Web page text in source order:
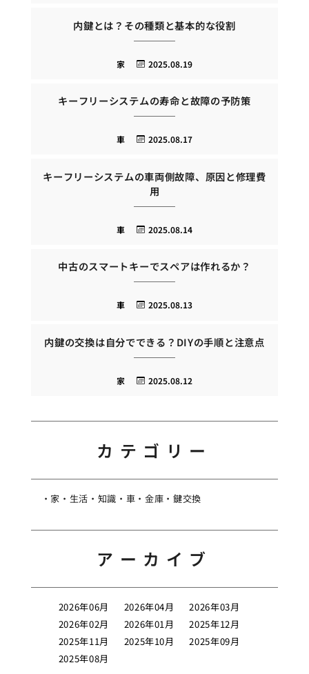
内鍵とは？その種類と基本的な役割
2025.08.19
家
キーフリーシステムの寿命と故障の予防策
2025.08.17
車
キーフリーシステムの車両側故障、原因と修理費
用
2025.08.14
車
中古のスマートキーでスペアは作れるか？
2025.08.13
車
内鍵の交換は自分でできる？DIYの手順と注意点
2025.08.12
家
カテゴリー
家 生活 知識 車 金庫 鍵交換
アーカイブ
2026年06月 2026年04月
2026年03月
2026年02月
2026年01月
2025年12月
2025年11月
2025年10月
2025年09月
2025年08月